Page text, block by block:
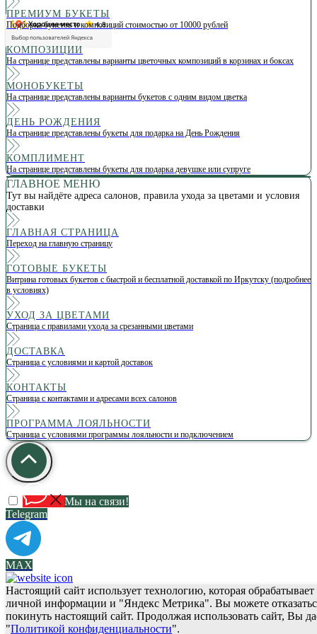
ПРЕМИУМ БУКЕТЫ
Подборка букетов и композиций стоимостью от 10000 рублей
КОМПОЗИЦИИ
На странице представлены варианты цветочных композиций в корзинах и боксах
МОНОБУКЕТЫ
На странице представлены варианты букетов с одним видом цветка
ДЕНЬ РОЖДЕНИЯ
На странице представлены букеты для подарка на День Рождения
КОМПЛИМЕНТ
На странице представлены букеты для подарка девушке или супруге
ГЛАВНОЕ МЕНЮ
Тут вы найдёте адреса салонов, правила ухода за цветами и условия
доставки
ГЛАВНАЯ СТРАНИЦА
Переход на главную страницу
ГОТОВЫЕ БУКЕТЫ
Витрина готовых букетов с быстрой и бесплатной доставкой по Иркутску (подробнее
в условиях)
УХОД ЗА ЦВЕТАМИ
Страница с правилами ухода за срезанными цветами
ДОСТАВКА
Страница с условиями и картой доставок
КОНТАКТЫ
Страница с контактами и адресами всех салонов
ПРОГРАММА ЛОЯЛЬНОСТИ
Страница с условиями программы лояльности и подключением
Мы на связи!
Telegram
МАХ
Настоящий сайт использует технологию, которая
личной информации и "Яндекс Метрика". Вы можете
покинуть настоящий сайт. Продолжая использовать сайт, Вы
"Политикой конфиденциальности".